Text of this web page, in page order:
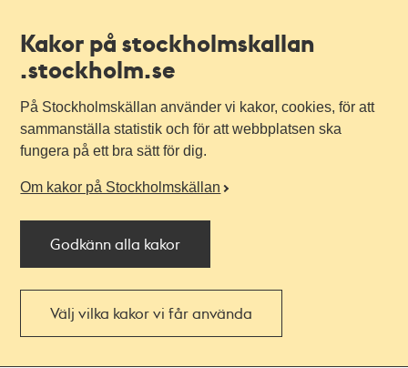
Kakor på stockholmskallan
.stockholm.se
På Stockholmskällan använder vi kakor, cookies, för att
sammanställa statistik och för att webbplatsen ska
fungera på ett bra sätt för dig.
Om kakor på Stockholmskällan
Godkänn alla kakor
Välj vilka kakor vi får använda